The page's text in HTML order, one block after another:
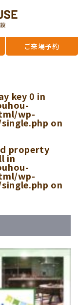
ご来場予約
key 0 in
wp-
on
property
in
wp-
on